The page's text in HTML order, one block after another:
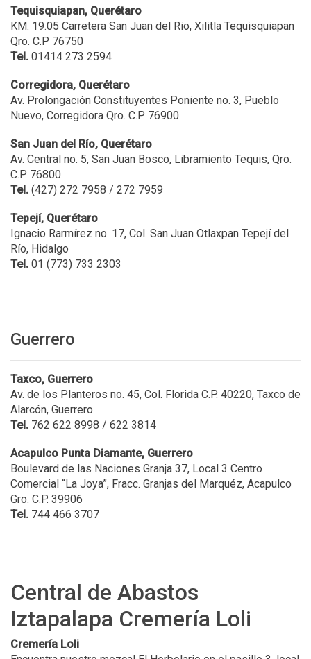
Tequisquiapan, Querétaro
KM. 19.05 Carretera San Juan del Rio, Xilitla Tequisquiapan
Qro. C.P 76750
Tel. 01414 273 2594
Corregidora, Querétaro
Av. Prolongación Constituyentes Poniente no. 3, Pueblo
Nuevo, Corregidora Qro. C.P. 76900
San Juan del Río, Querétaro
Av. Central no. 5, San Juan Bosco, Libramiento Tequis, Qro.
C.P. 76800
Tel. (427) 272 7958 / 272 7959
Tepejí, Querétaro
Ignacio Rarmírez no. 17, Col. San Juan Otlaxpan Tepejí del
Río, Hidalgo
Tel. 01 (773) 733 2303
Guerrero
Taxco, Guerrero
Av. de los Planteros no. 45, Col. Florida C.P. 40220, Taxco de
Alarcón, Guerrero
Tel. 762 622 8998 / 622 3814
Acapulco Punta Diamante, Guerrero
Boulevard de las Naciones Granja 37, Local 3 Centro
Comercial “La Joya”, Fracc. Granjas del Marquéz, Acapulco
Gro. C.P. 39906
Tel. 744 466 3707
Central de Abastos
Iztapalapa Cremería Loli
Cremería Loli